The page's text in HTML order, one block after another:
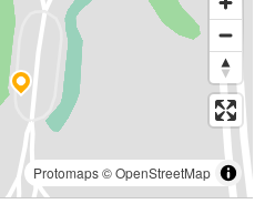
Protomaps©OpenStreetMap